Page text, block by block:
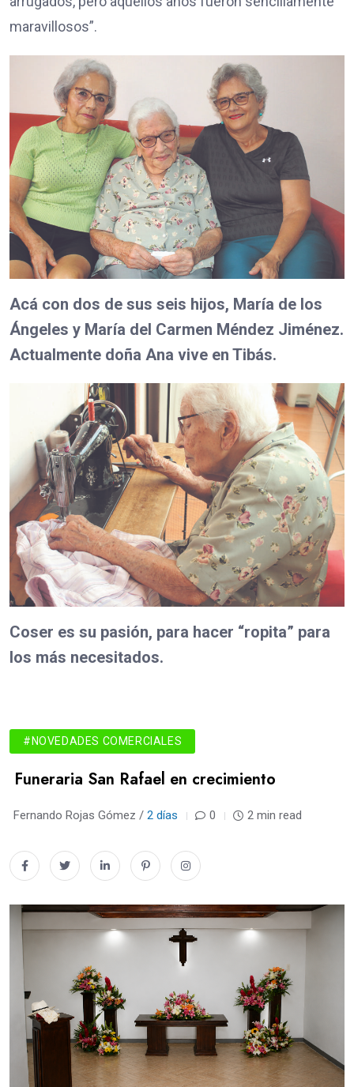
maravillosos”.
Acá con dos de sus seis hijos, María de los
Ángeles y María del Carmen Méndez Jiménez.
Actualmente doña Ana vive en Tibás.
Coser es su pasión, para hacer “ropita” para
los más necesitados.
#NOVEDADES COMERCIALES
Funeraria San Rafael en crecimiento
Fernando Rojas Gómez / 2 días 0 2 min read